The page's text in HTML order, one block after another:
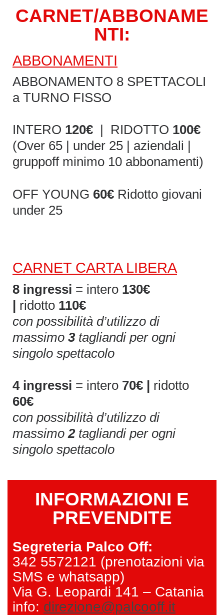
CARNET/ABBONAME
NTI:
ABBONAMENTI
ABBONAMENTO 8 SPETTACOLI
a TURNO FISSO
INTERO 120€ | RIDOTTO 100€
(Over 65 | under 25 | aziendali |
gruppoff minimo 10 abbonamenti)
OFF YOUNG 60€ Ridotto giovani
under 25
CARNET CARTA LIBERA
8 ingressi = intero 130€
| ridotto 110€
con possibilità d’utilizzo di
massimo 3tagliandi per ogni
singolo spettacolo
4 ingressi = intero 70€ |
ridotto
60€
con possibilità d’utilizzo di
massimo2tagliandi per ogni
singolo spettacolo
INFORMAZIONI E
PREVENDITE
Segreteria Palco Off:
342 5572121 (prenotazioni via
SMS e whatsapp)
Via G. Leopardi 141 – Catania
info: direzione@palcooff.it